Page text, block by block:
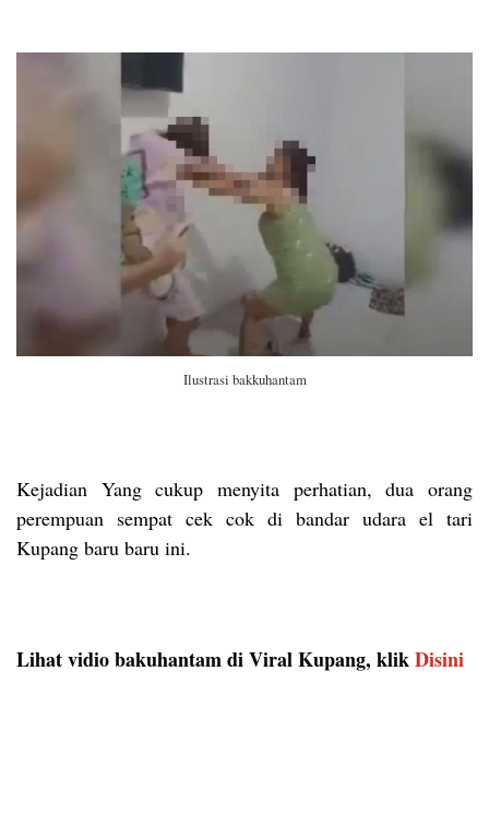
Ilustrasi bakkuhantam
Kejadian Yang cukup menyita perhatian, dua orang
perempuan sempat cek cok di bandar udara el tari
Kupang baru baru ini.
Lihat vidio bakuhantam di Viral Kupang, klikDisini